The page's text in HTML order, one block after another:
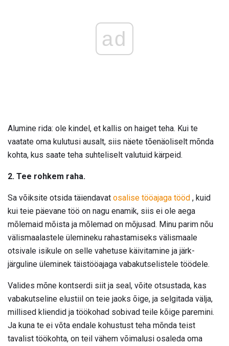
ad
Alumine rida: ole kindel, et kallis on haiget teha. Kui te
vaatate oma kulutusi ausalt, siis näete tõenäoliselt mõnda
kohta, kus saate teha suhteliselt valutuid kärpeid.
2. Tee rohkem raha.
Sa võiksite otsida täiendavat osalise tööajaga tööd , kuid
kui teie päevane töö on nagu enamik, siis ei ole aega
mõlemaid mõista ja mõlemad on mõjusad. Minu parim nõu
välismaalastele ülemineku rahastamiseks välismaale
otsivale isikule on selle vahetuse käivitamine ja järk-
järguline üleminek täistööajaga vabakutselistele töödele.
Valides mõne kontserdi siit ja seal, võite otsustada, kas
vabakutseline elustiil on teie jaoks õige, ja selgitada välja,
millised kliendid ja töökohad sobivad teile kõige paremini.
Ja kuna te ei võta endale kohustust teha mõnda teist
tavalist töökohta, on teil vähem võimalusi osaleda oma